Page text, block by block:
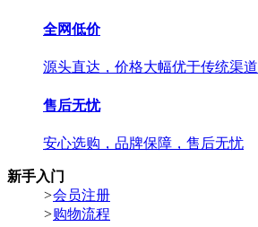
全网低价
源头直达，价格大幅优于传统渠道
售后无忧
安心选购，品牌保障，售后无忧
新手入门
>会员注册
>购物流程